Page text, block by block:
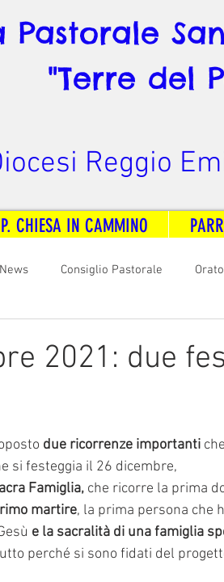
Pastorale
"Terre del
Reggio
CHIESA IN CAMMINO
News Consiglio Pastorale
2021: due
su 5.
due ricorrenze importanti
si festeggia il 26 dicembre,
Famiglia, che ricorre la prima
martire, la prima persona che
e la sacralità di una famiglia
perché si sono fidati del